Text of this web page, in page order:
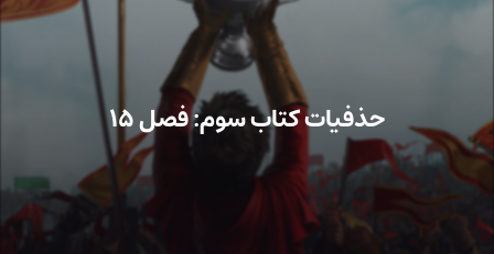
حذفیات کتاب سوم: فصل ۱۵